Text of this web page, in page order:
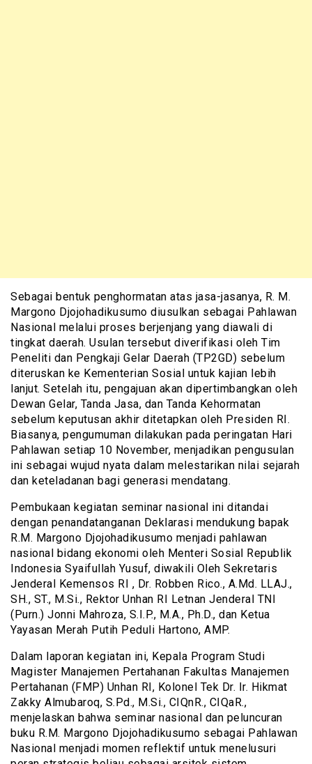
Sebagai bentuk penghormatan atas jasa-jasanya, R. M.
Margono Djojohadikusumo diusulkan sebagai Pahlawan
Nasional melalui proses berjenjang yang diawali di
tingkat daerah. Usulan tersebut diverifikasi oleh Tim
Peneliti dan Pengkaji Gelar Daerah (TP2GD) sebelum
diteruskan ke Kementerian Sosial untuk kajian lebih
lanjut. Setelah itu, pengajuan akan dipertimbangkan oleh
Dewan Gelar, Tanda Jasa, dan Tanda Kehormatan
sebelum keputusan akhir ditetapkan oleh Presiden RI.
Biasanya, pengumuman dilakukan pada peringatan Hari
Pahlawan setiap 10 November, menjadikan pengusulan
ini sebagai wujud nyata dalam melestarikan nilai sejarah
dan keteladanan bagi generasi mendatang.
Pembukaan kegiatan seminar nasional ini ditandai
dengan penandatanganan Deklarasi mendukung bapak
R.M. Margono Djojohadikusumo menjadi pahlawan
nasional bidang ekonomi oleh Menteri Sosial Republik
Indonesia Syaifullah Yusuf, diwakili Oleh Sekretaris
Jenderal Kemensos RI , Dr. Robben Rico., A.Md. LLAJ.,
SH., ST., M.Si., Rektor Unhan RI Letnan Jenderal TNI
(Purn.) Jonni Mahroza, S.I.P., M.A., Ph.D., dan Ketua
Yayasan Merah Putih Peduli Hartono, AMP.
Dalam laporan kegiatan ini, Kepala Program Studi
Magister Manajemen Pertahanan Fakultas Manajemen
Pertahanan (FMP) Unhan RI, Kolonel Tek Dr. Ir. Hikmat
Zakky Almubaroq, S.Pd., M.Si., CIQnR., CIQaR.,
menjelaskan bahwa seminar nasional dan peluncuran
buku R.M. Margono Djojohadikusumo sebagai Pahlawan
Nasional menjadi momen reflektif untuk menelusuri